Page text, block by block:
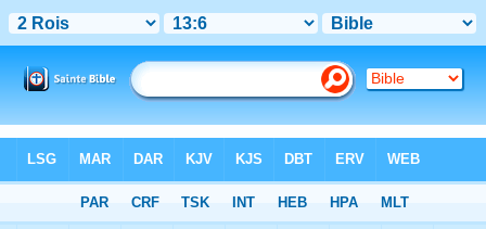
Chapitre 13> Verset 6